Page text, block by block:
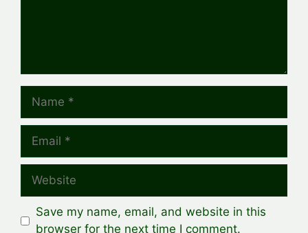
Name
Email
Website
Save my name, email, and website in this
browser for the next time I comment.